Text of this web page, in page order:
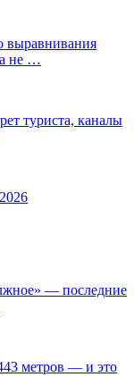
выравнивания
не …
туриста, каналы
— последние
метров — и это